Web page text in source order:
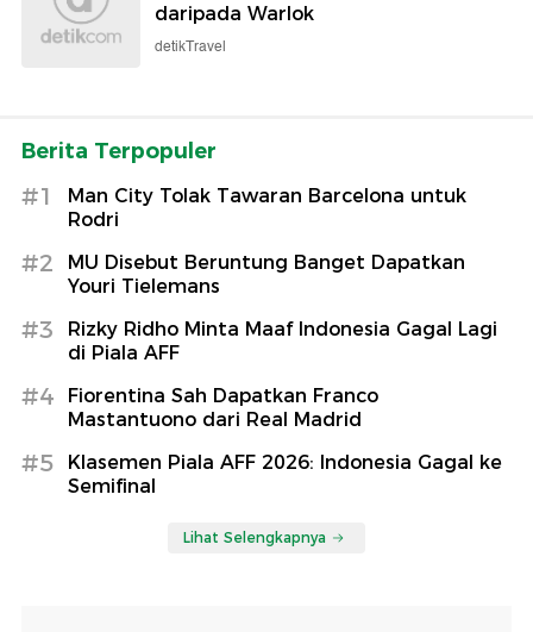
daripada Warlok
detikTravel
Berita Terpopuler
#1
Man City Tolak Tawaran Barcelona untuk
Rodri
#2
MU Disebut Beruntung Banget Dapatkan
Youri Tielemans
#3
Rizky Ridho Minta Maaf Indonesia Gagal Lagi
di Piala AFF
#4
Fiorentina Sah Dapatkan Franco
Mastantuono dari Real Madrid
#5
Klasemen Piala AFF 2026: Indonesia Gagal ke
Semifinal
Lihat Selengkapnya